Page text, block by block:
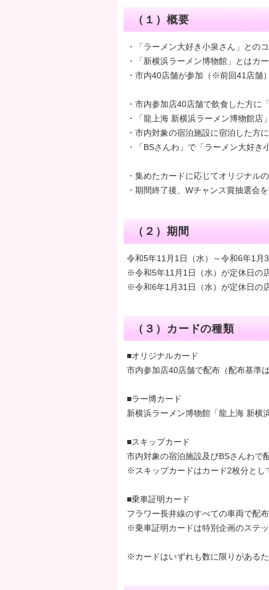
（１）概要
・「ラーメン大好き小泉さん」との
・「新横浜ラーメン博物館」とはカ
・市内40店舗が参加（※前回41店舗
・市内参加店40店舗で飲食した方に
・「龍上海 新横浜ラーメン博物館
・市内対象の宿泊施設に宿泊した方
・「BSさんわ」で「ラーメン大好
・集めたカードに応じてオリジナル
・期間終了後、Wチャンス賞抽選会
（２）期間
令和5年11月1日（水）～令和6年1月
※令和5年11月1日（水）が定休日の
※令和6年1月31日（水）が定休日の
（３）カードの種類
■オリジナルカード
市内参加店40店舗で配布（配布基準
■ラー博カード
新横浜ラーメン博物館「龍上海 新横
■スキップカード
市内対象の宿泊施設及びBSさんわで
※スキップカードはカード2枚分とし
■乗車証明カード
フラワー長井線のすべての車両で配布
※乗車証明カードは特別企画のステッ
※カードはいずれも数に限りがある